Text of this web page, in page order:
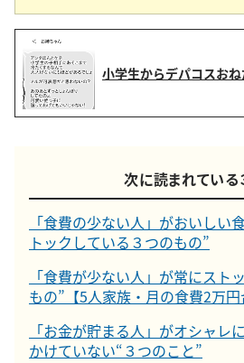
小学生からデパコスお
次に読まれている
「食費の少ない人」がおいしい
トックしている３つのもの”
「食費が少ない人」が常にスト
もの”【5人家族・月の食費2万円
「お金が貯まる人」がオシャレ
かけていない“３つのこと”